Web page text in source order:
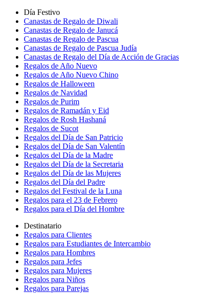
Día Festivo
Canastas de Regalo de Diwali
Canastas de Regalo de Janucá
Canastas de Regalo de Pascua
Canastas de Regalo de Pascua Judía
Canastas de Regalo del Día de Acción de Gracias
Regalos de Año Nuevo
Regalos de Año Nuevo Chino
Regalos de Halloween
Regalos de Navidad
Regalos de Purim
Regalos de Ramadán y Eid
Regalos de Rosh Hashaná
Regalos de Sucot
Regalos del Día de San Patricio
Regalos del Día de San Valentín
Regalos del Día de la Madre
Regalos del Día de la Secretaria
Regalos del Día de las Mujeres
Regalos del Día del Padre
Regalos del Festival de la Luna
Regalos para el 23 de Febrero
Regalos para el Día del Hombre
Destinatario
Regalos para Clientes
Regalos para Estudiantes de Intercambio
Regalos para Hombres
Regalos para Jefes
Regalos para Mujeres
Regalos para Niños
Regalos para Parejas